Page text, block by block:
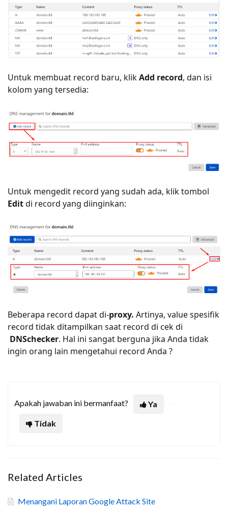
Untuk membuat record baru, klikAdd record, dan isi
kolom yang tersedia:
Untuk mengedit record yang sudah ada, klik tombol
Editdi record yang diinginkan:
Beberapa record dapat di-proxy. Artinya, value spesifik
record tidak ditampilkan saat record di cek di
DNSchecker. Hal ini sangat berguna jika Anda tidak
ingin orang lain mengetahui record Anda ?
Apakah jawaban ini bermanfaat?
Ya
Tidak
Related Articles
Menangani Laporan Google Attack Site